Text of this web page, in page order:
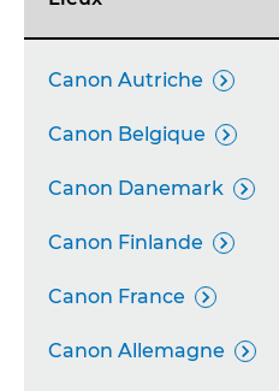
Canon Autriche 
Canon Belgique 
Canon Danemark 
Canon Finlande 
Canon France 
Canon Allemagne 